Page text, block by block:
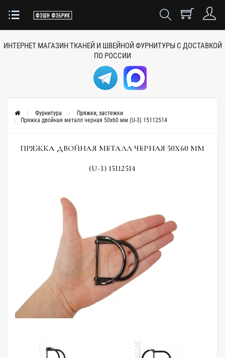
ИНТЕРНЕТ МАГАЗИН ТКАНЕЙ И ШВЕЙНОЙ ФУРНИТУРЫ С ДОСТАВКОЙ
ПО РОССИИ
Фурнитура
Пряжки, застежки
Пряжка двойная металл черная 50х60 мм (U-3) 15112514
ПРЯЖКА ДВОЙНАЯ МЕТАЛЛ ЧЕРНАЯ 50Х60 ММ
(U-3) 15112514